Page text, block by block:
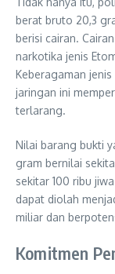
berat bruto 20,3
berisi cairan.
narkotika jenis
Keberagaman
jaringan ini
terlarang.
Nilai barang bukti
gram bernilai
sekitar 100 ribu
dapat diolah
miliar dan
Komitmen